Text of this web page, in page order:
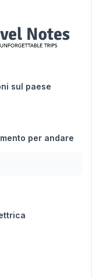
sul paese
per andare